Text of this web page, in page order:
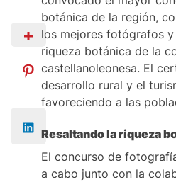
botánica de la región,
los mejores fotógrafos
riqueza botánica de la
castellanoleonesa. El
desarrollo rural y el
favoreciendo a las
Resaltando la riqueza
El concurso de
a cabo junto con la